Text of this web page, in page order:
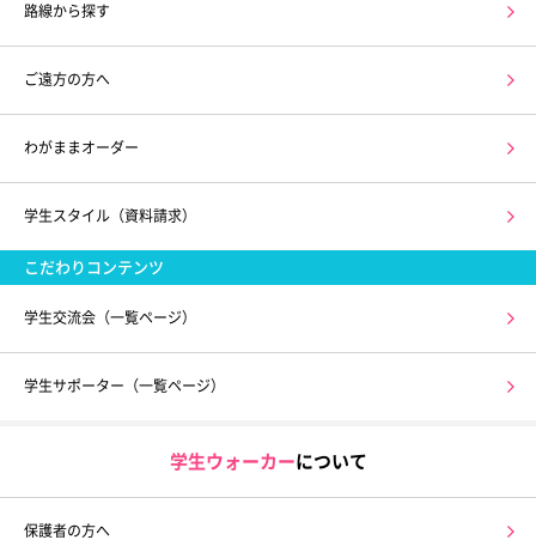
路線から探す
ご遠方の方へ
わがままオーダー
学生スタイル（資料請求）
こだわりコンテンツ
学生交流会（一覧ページ）
学生サポーター（一覧ページ）
学生ウォーカーについて
保護者の方へ